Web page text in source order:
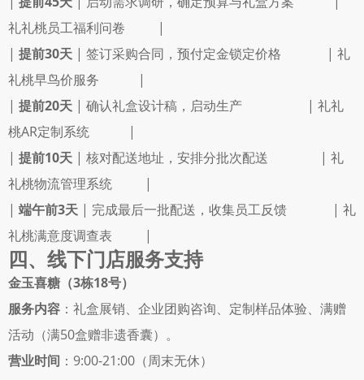
礼礼桃员工福利问卷          |
| 提前30天 | 签订采购合同，预付定金锁定价格              | 礼
礼桃早鸟价服务            |
| 提前20天 | 确认礼盒设计稿，启动生产                    | 礼礼
桃AR定制系统            |
| 提前10天 | 核对配送地址，安排分批次配送                | 礼
礼桃物流管理系统          |
| 端午前3天 | 完成最后一批配送，收集员工反馈              | 礼
礼桃满意度调查表          |
四、线下门店服务支持
金玉喜糖（3栋18号）
服务内容 ：礼盒展销、企业团购咨询、定制样品体验、满赠
活动（满50盒赠非遗香囊）。
营业时间 ：9:00-21:00（周末无休）